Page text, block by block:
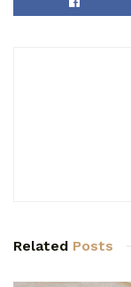
Related Posts